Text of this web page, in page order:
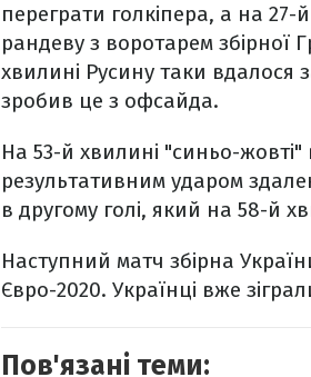
переграти голкіпера, а на 27-
рандеву з воротарем збірної
хвилині Русину таки вдалося
зробив це з офсайда.
На 53-й хвилині "синьо-
результативним ударом
в другому голі, який на 58-й
Наступний матч збірна
Євро-2020. Українці вже
Пов'язані теми: